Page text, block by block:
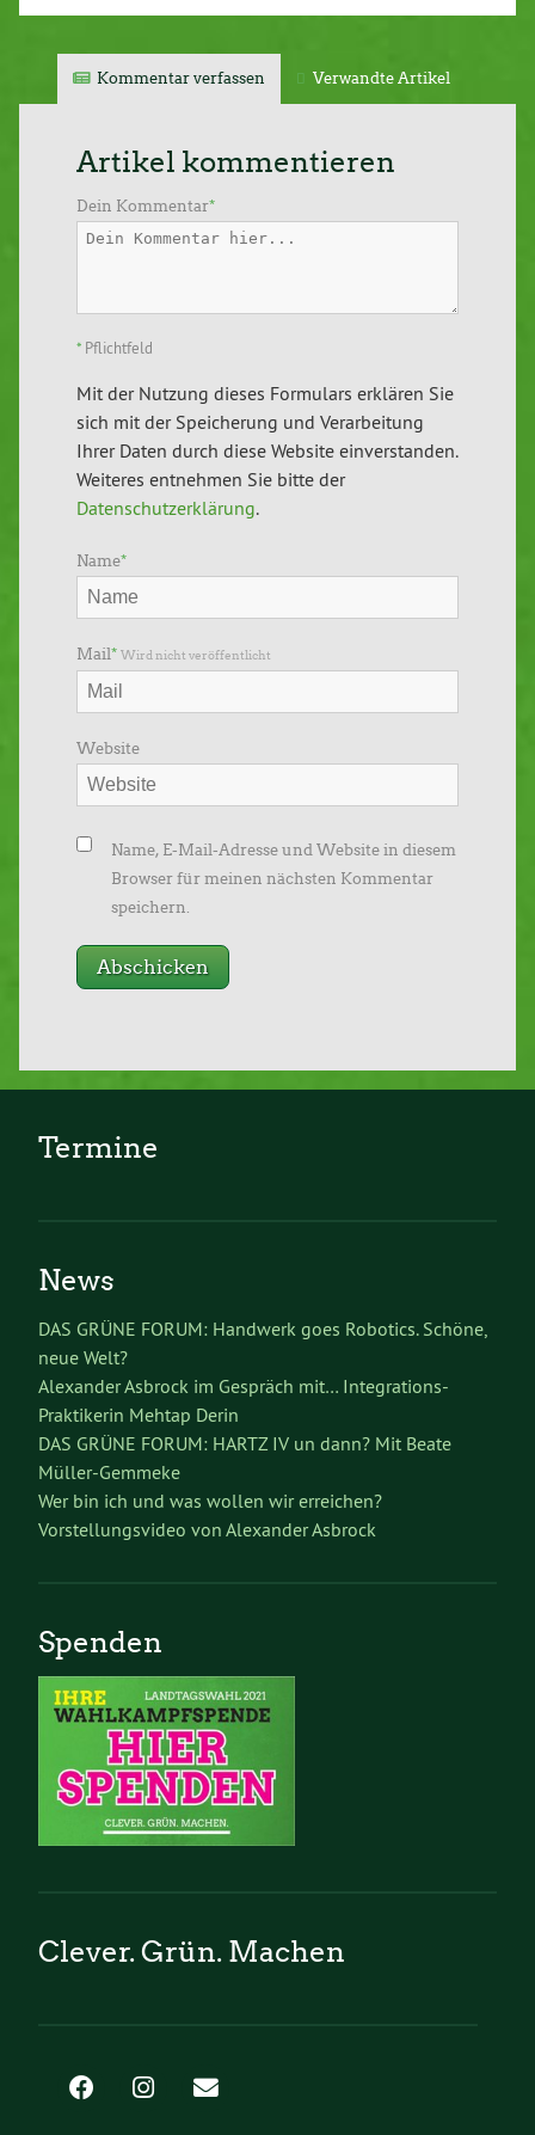
Kommentar verfassen Verwandte Artikel
Artikel kommentieren
Dein Kommentar*
* Pflichtfeld
Mit der Nutzung dieses Formulars erklären Sie
sich mit der Speicherung und Verarbeitung
Ihrer Daten durch diese Website einverstanden.
Weiteres entnehmen Sie bitte der
Datenschutzerklärung.
Name*
Mail* Wird nicht veröffentlicht
Website
Name, E-Mail-Adresse und Website in diesem
Browser für meinen nächsten Kommentar
speichern.
Termine
News
DAS GRÜNE FORUM: Handwerk goes Robotics. Schöne,
neue Welt?
Alexander Asbrock im Gespräch mit… Integrations-
Praktikerin Mehtap Derin
DAS GRÜNE FORUM: HARTZ IV un dann? Mit Beate
Müller-Gemmeke
Wer bin ich und was wollen wir erreichen?
Vorstellungsvideo von Alexander Asbrock
Spenden
Clever. Grün. Machen